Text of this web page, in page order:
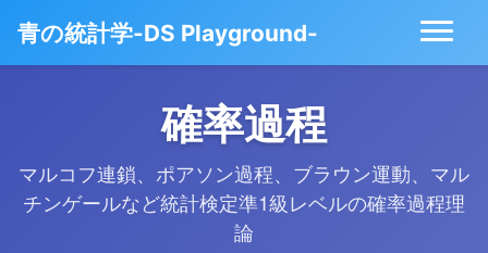
青の統計学-DS Playground-
確率過程
マルコフ連鎖、ポアソン過程、ブラウン運動、マル
チンゲールなど統計検定準1級レベルの確率過程理
論